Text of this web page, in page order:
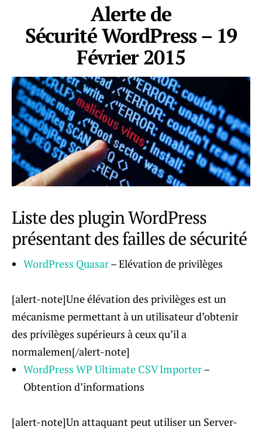
Alerte de
Sécurité WordPress – 19
Février 2015
Liste des plugin WordPress
présentant des failles de sécurité
WordPress Quasar– Elévation de privilèges
[alert-note]Une élévation des privilèges est un
mécanisme permettant à un utilisateur d’obtenir
des privilèges supérieurs à ceux qu’il a
normalemen[/alert-note]
WordPress WP Ultimate CSV Importer–
Obtention d’informations
[alert-note]Un attaquant peut utiliser un Server-